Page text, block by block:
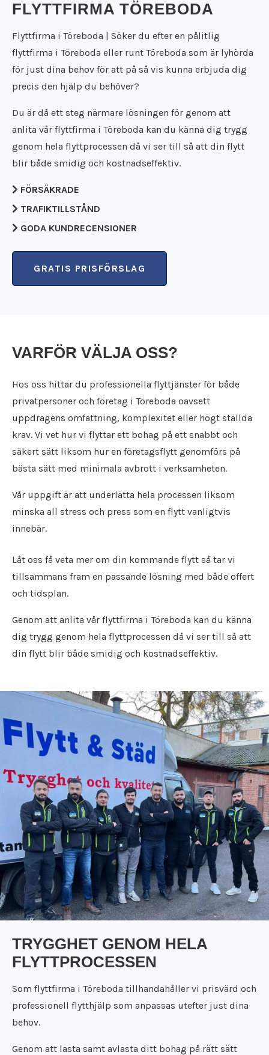
Flyttfirma Falun
Flyttfirma Flen
Flyttfirma Forshaga
Flyttfirma Gnesta
Flyttfirma Götene
Flyttfirma Grums
Flyttfirma Gullspång
Flyttfirma Hällefors
Flyttfirma Hallsberg
Flyttfirma Hammarö
Flyttfirma Hjo
Flyttfirma Jakobsberg
Flyttfirma Karlsborg
Flyttfirma Köping
Flyttfirma Kumla
Flyttfirma Kungsör
Flyttfirma Laxå
Flyttfirma Lekeberg
Flyttfirma Lidköping
Flyttfirma Lindesberg
Flyttfirma Ljusnarsberg
Flyttfirma Mariestad
Flyttfirma Motala
Flyttfirma Nora
Flyttfirma Nybro
Flyttfirma Nyköping
Flyttfirma Oxelösund
Flyttfirma Säffle
Flyttfirma Skara
Flyttfirma Skinnskatteberg
Flyttfirma Skövde
Flyttfirma Södertälje
Flyttfirma Sollentuna
Flyttfirma Solna
Flyttfirma Stockholm
Flyttfirma Strängnäs
Flyttfirma Surahammar
Flyttfirma Täby
Flyttfirma Tibro
Flyttfirma Tidaholm
Flyttfirma Töreboda
Flyttfirma Trosa
Flyttfirma Uppsala
Flyttfirma Västerås
Flyttfirma Örebro
Städfirma Falköping
Städfirma Falun
Städfirma Filipstad
Städfirma Gnesta
Städfirma Götene
Städfirma Grums
Städfirma Gullspång
Städfirma Hällefors
Städfirma Hallsberg
Städfirma Hammarö
Städfirma Hjo
Städfirma Karlsborg
Städfirma Karlskoga
Städfirma Kumla
Städfirma Kungsör
Städfirma Laxå
Städfirma Lekeberg
Städfirma Ljusnarsberg
Städfirma Motala
Städfirma Nacka
Städfirma Nora
Städfirma Norrköping
Städfirma Nyköping
Städfirma Oxelösund
Städfirma Sala
Städfirma Skara
Städfirma Skinnskatteberg
Städfirma Sollentuna
Städfirma Solna
Städfirma Stockholm
Städfirma Strängnäs
Städfirma Surahammar
Städfirma Tibro
Städfirma Tidaholm
Städfirma Töreboda
Städfirma Trosa
Städfirma Uppsala
Städfirma Vara
Städfirma Västerås
Städfirma Vingåker
Städfirma Örebro
FLYTTFIRMA TÖREBODA
Flyttfirma i Töreboda | Söker du efter en pålitlig
flyttfirma i Töreboda eller runt Töreboda som är lyhörda
för just dina behov för att på så vis kunna erbjuda dig
precis den hjälp du behöver?
Du är då ett steg närmare lösningen för genom att
anlita vår flyttfirma i Töreboda kan du känna dig trygg
genom hela flyttprocessen då vi ser till så att din flytt
blir både smidig och kostnadseffektiv.
FÖRSÄKRADE
TRAFIKTILLSTÅND
GODA KUNDRECENSIONER
GRATIS PRISFÖRSLAG
VARFÖR VÄLJA OSS?
Hos oss hittar du professionella flyttjänster för både
privatpersoner och företag i Töreboda oavsett
uppdragens omfattning, komplexitet eller högt ställda
krav. Vi vet hur vi flyttar ett bohag på ett snabbt och
säkert sätt liksom hur en företagsflytt genomförs på
bästa sätt med minimala avbrott i verksamheten.
Vår uppgift är att underlätta hela processen liksom
minska all stress och press som en flytt vanligtvis
innebär.
Låt oss få veta mer om din kommande flytt så tar vi
tillsammans fram en passande lösning med både offert
och tidsplan.
Genom att anlita vår flyttfirma i Töreboda kan du känna
dig trygg genom hela flyttprocessen då vi ser till så att
din flytt blir både smidig och kostnadseffektiv.
TRYGGHET GENOM HELA
FLYTTPROCESSEN
Som flyttfirma i Töreboda tillhandahåller vi prisvärd och
professionell flytthjälp som anpassas utefter just dina
behov.
Genom att lasta samt avlasta ditt bohag på rätt sätt